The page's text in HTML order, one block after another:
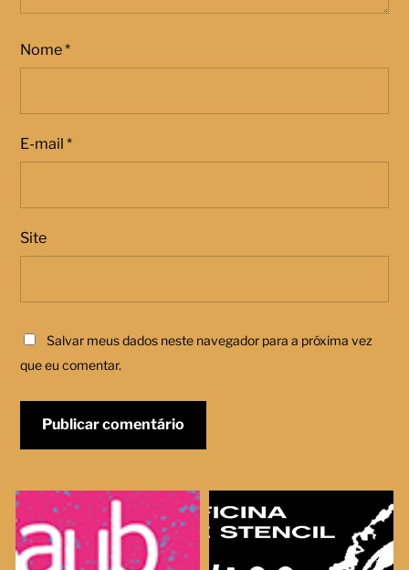
Nome*
E-mail*
Site
Salvar meus dados neste navegador para a próxima vez
que eu comentar.